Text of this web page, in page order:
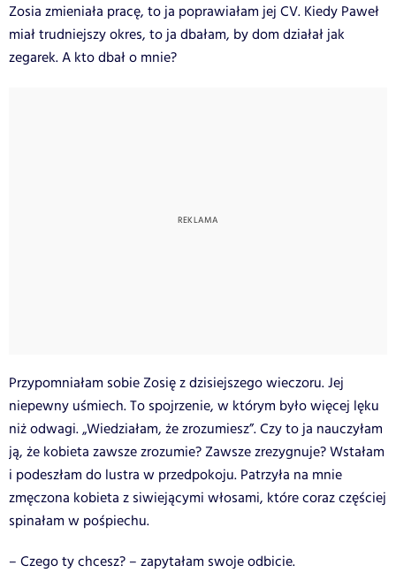
Zosia zmieniała pracę, to ja poprawiałam jej CV. Kiedy Paweł
miał trudniejszy okres, to ja dbałam, by dom działał jak
zegarek. A kto dbał o mnie?
Przypomniałam sobie Zosię z dzisiejszego wieczoru. Jej
niepewny uśmiech. To spojrzenie, w którym było więcej lęku
niż odwagi. „Wiedziałam, że zrozumiesz”. Czy to ja nauczyłam
ją, że kobieta zawsze zrozumie? Zawsze zrezygnuje? Wstałam
i podeszłam do lustra w przedpokoju. Patrzyła na mnie
zmęczona kobieta z siwiejącymi włosami, które coraz częściej
spinałam w pośpiechu.
– Czego ty chcesz? – zapytałam swoje odbicie.